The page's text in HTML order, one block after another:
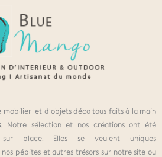
mobilier et d’objets déco tous faits à la main
. Notre sélection et nos créations ont été
place. Elles se veulent uniques
pépites et autres trésors sur notre site ou